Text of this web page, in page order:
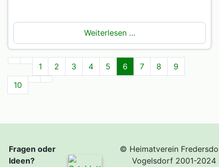
Weiterlesen …
1 2 3 4 5 6 7 8
9
10
Fragen oder
Ideen?
© Heimatverein
Vogelsdorf 2001-2024